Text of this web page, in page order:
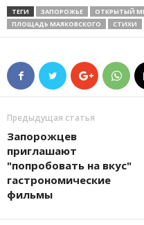
ТЕГИ ЗАПОРОЖЬЕ ОТКРЫТЫЙ
ПЛОЩАДЬ МАЯКОВСКОГО
СТИХИ
Предыдущая статья
Запорожцев
приглашают
"попробовать на вкус"
гастрономические
фильмы